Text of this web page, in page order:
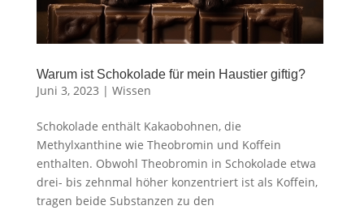
Warum ist Schokolade für mein Haustier giftig?
Juni 3, 2023 | Wissen
Schokolade enthält Kakaobohnen, die
Methylxanthine wie Theobromin und Koffein
enthalten. Obwohl Theobromin in Schokolade etwa
drei- bis zehnmal höher konzentriert ist als Koffein,
tragen beide Substanzen zu den